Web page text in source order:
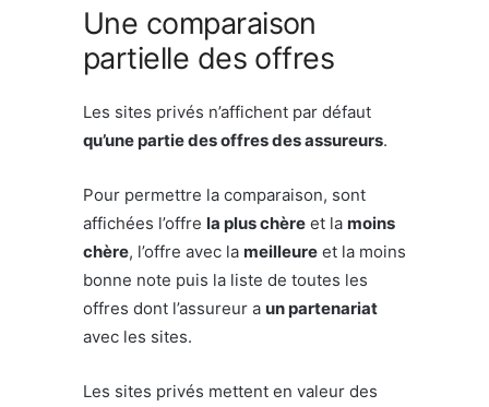
Une comparaison
partielle des offres
Les sites privés n’affichent par défaut
qu’une partie des offres des assureurs.
Pour permettre la comparaison, sont
affichées l’offre la plus chère et la moins
chère, l’offre avec la meilleure et la moins
bonne note puis la liste de toutes les
offres dont l’assureur a un partenariat
avec les sites.
Les sites privés mettent en valeur des